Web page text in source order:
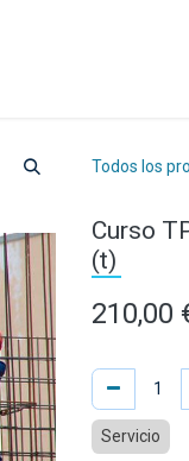
Todos los
Curso
(t)
210,00
Servicio